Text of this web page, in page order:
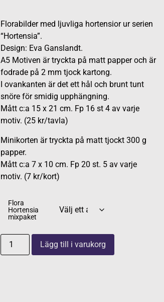
Florabilder med ljuvliga hortensior ur serien
“Hortensia”.
Design: Eva Ganslandt.
A5 Motiven är tryckta på matt papper och är
fodrade på 2 mm tjock kartong.
I ovankanten är det ett hål och brunt tunt
snöre för smidig upphängning.
Mått c:a 15 x 21 cm. Fp 16 st 4 av varje
motiv. (25 kr/tavla)
Minikorten är tryckta på matt tjockt 300 g
papper.
Mått c:a 7 x 10 cm. Fp 20 st. 5 av varje
motiv. (7 kr/kort)
Flora
Hortensia
mixpaket
Lägg till i varukorg